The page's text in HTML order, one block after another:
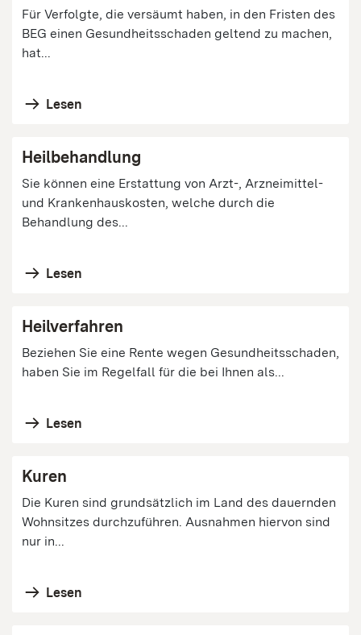
Für Verfolgte, die versäumt haben, in den Fristen des
BEG einen Gesundheitsschaden geltend zu machen,
hat...
Lesen
Heilbehandlung
Sie können eine Erstattung von Arzt-, Arzneimittel-
und Krankenhauskosten, welche durch die
Behandlung des...
Lesen
Heilverfahren
Beziehen Sie eine Rente wegen Gesundheitsschaden,
haben Sie im Regelfall für die bei Ihnen als...
Lesen
Kuren
Die Kuren sind grundsätzlich im Land des dauernden
Wohnsitzes durchzuführen. Ausnahmen hiervon sind
nur in...
Lesen